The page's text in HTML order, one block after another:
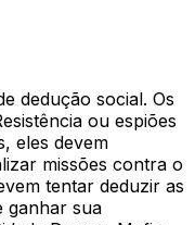
dedução social. Os
ou espiões
eles devem
missões contra o
tentar deduzir as
ganhar sua